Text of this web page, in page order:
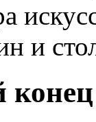
и